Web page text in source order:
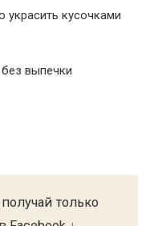
кусочками
выпечки
только